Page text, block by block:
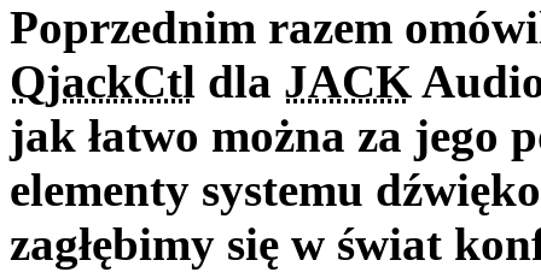
Poprzednim razem
QjackCtl dla JACK
jak łatwo można za jego
elementy systemu
zagłębimy się w świat